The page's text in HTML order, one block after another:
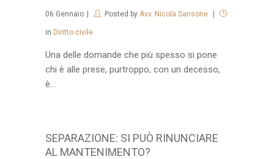
06 Gennaio Posted by Avv. Nicola Sansone
in Diritto civile
Una delle domande che più spesso si pone
chi è alle prese, purtroppo, con un decesso,
è...
SEPARAZIONE: SI PUÒ RINUNCIARE
AL MANTENIMENTO?